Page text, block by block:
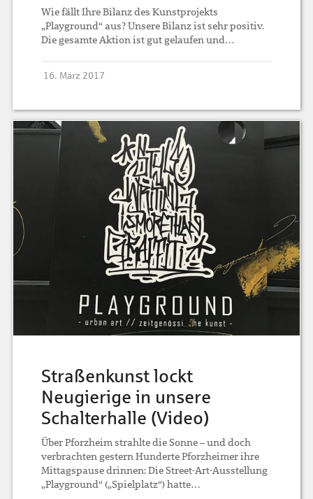
Wie fällt Ihre Bilanz des Kunstprojekts
„Playground“ aus? Unsere Bilanz ist sehr positiv.
Die gesamte Aktion ist gut gelaufen und…
16. März 2017
Straßenkunst lockt
Neugierige in unsere
Schalterhalle (Video)
Über Pforzheim strahlte die Sonne – und doch
verbrachten gestern Hunderte Pforzheimer ihre
Mittagspause drinnen: Die Street-Art-Ausstellung
„Playground“ („Spielplatz“) hatte…